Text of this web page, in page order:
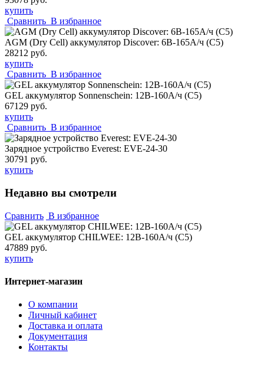
купить
Сравнить В избранное
AGM (Dry Cell) аккумулятор Discover: 6В-165А/ч (С5)
28212 руб.
купить
Сравнить В избранное
GEL аккумулятор Sonnenschein: 12В-160А/ч (С5)
67129 руб.
купить
Сравнить В избранное
Зарядное устройство Everest: EVE-24-30
30791 руб.
купить
Недавно вы смотрели
Сравнить В избранное
GEL аккумулятор CHILWEE: 12В-160А/ч (С5)
47889 руб.
купить
Интернет-магазин
О компании
Личный кабинет
Доставка и оплата
Документация
Контакты